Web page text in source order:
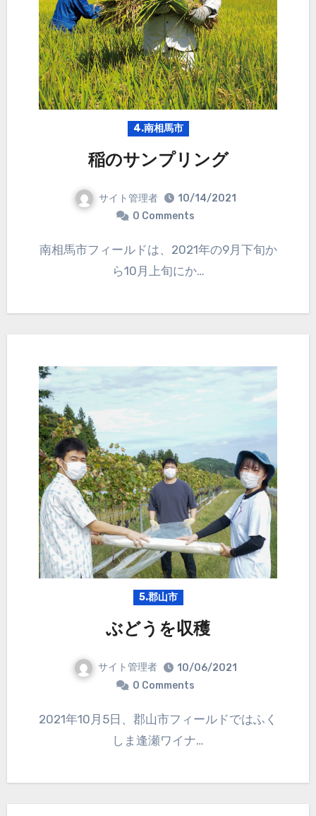
4.南相馬市
稲のサンプリング
サイト管理者
10/14/2021
0 Comments
南相馬市フィールドは、2021年の9月下旬か
ら10月上旬にか…
5.郡山市
ぶどうを収穫
サイト管理者
10/06/2021
0 Comments
2021年10月5日、郡山市フィールドではふく
しま逢瀬ワイナ…